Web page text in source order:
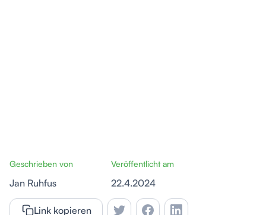
Geschrieben von
Jan Ruhfus
Veröffentlicht am
22.4.2024
Link kopieren